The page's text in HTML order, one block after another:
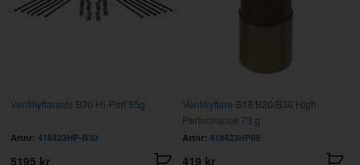
Ventillyftarsats B30 Hi-Perf 85g
Artnr: 418423HP-B30
5195 kr
Ventillyftare B18/B20/B30 High
Performance 73 g
Artnr: 418423HP69
419 kr